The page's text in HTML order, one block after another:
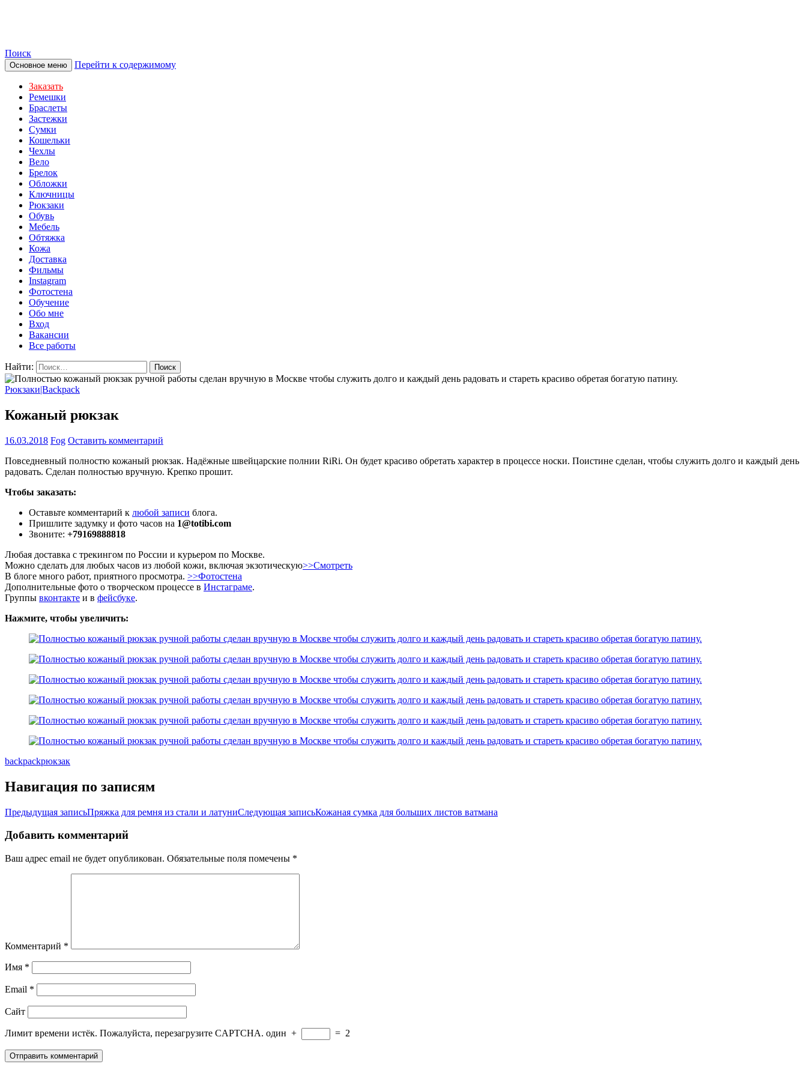
Поиск
Основное меню Перейти к содержимому
Заказать
Ремешки
Браслеты
Застежки
Сумки
Кошельки
Чехлы
Вело
Брелок
Обложки
Ключницы
Рюкзаки
Обувь
Мебель
Обтяжка
Кожа
Доставка
Фильмы
Instagram
Фотостена
Обучение
Обо мне
Вход
Вакансии
Все работы
Найти:
Рюкзаки|Backpack
Кожаный рюкзак
16.03.2018 Fog Оставить комментарий
Повседневный полностю кожаный рюкзак. Надёжные швейцарские полнии RiRi. Он будет красиво обретать характер в процессе носки. Поистине сделан, чтобы служить долго и каждый день
радовать. Сделан полностью вручную. Крепко прошит.
Чтобы заказать:
Оставьте комментарий к любой записи блога.
Пришлите задумку и фото часов на 1@totibi.com
Звоните: +79169888818
Любая доставка с трекингом по России и курьером по Москве.
Можно сделать для любых часов из любой кожи, включая экзотическую>>Смотреть
В блоге много работ, приятного просмотра. >>Фотостена
Дополнительные фото о творческом процессе в Инстаграме.
Группы вконтакте и в фейсбуке.
Нажмите, чтобы увеличить:
backpackрюкзак
Навигация по записям
Предыдущая записьПряжка для ремня из стали и латуниСледующая записьКожаная сумка для больших листов ватмана
Добавить комментарий
Ваш адрес email не будет опубликован. Обязательные поля помечены *
Комментарий *
Имя *
Email *
Сайт
Лимит времени истёк. Пожалуйста, перезагрузите CAPTCHA. один + = 2